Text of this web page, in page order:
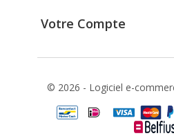
Votre Compte
© 2026 - Logiciel e-